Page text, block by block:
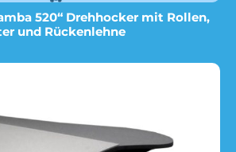
520“ Drehhocker mit Rollen,
und Rückenlehne